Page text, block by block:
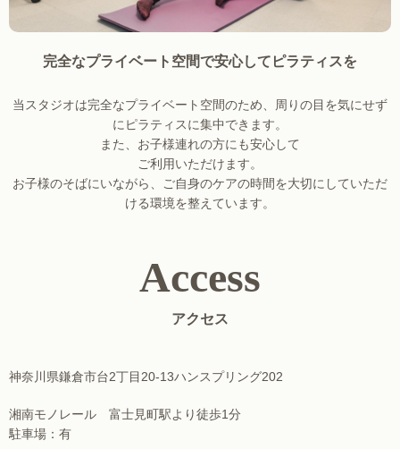
完全なプライベート空間で安心してピラティスを
当スタジオは完全なプライベート空間のため、周りの目を気にせず
にピラティスに集中できます。
また、お子様連れの方にも安心して
ご利用いただけます。
お子様のそばにいながら、ご自身のケアの時間を大切にしていただ
ける環境を整えています。
Access
アクセス
神奈川県鎌倉市台2丁目20-13ハンスプリング202
湘南モノレール 富士見町駅より徒歩1分
駐車場：有